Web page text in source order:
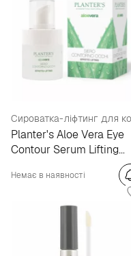
Planter's Aloe Vera Eye
Contour Serum Lifting
Немає в наявності